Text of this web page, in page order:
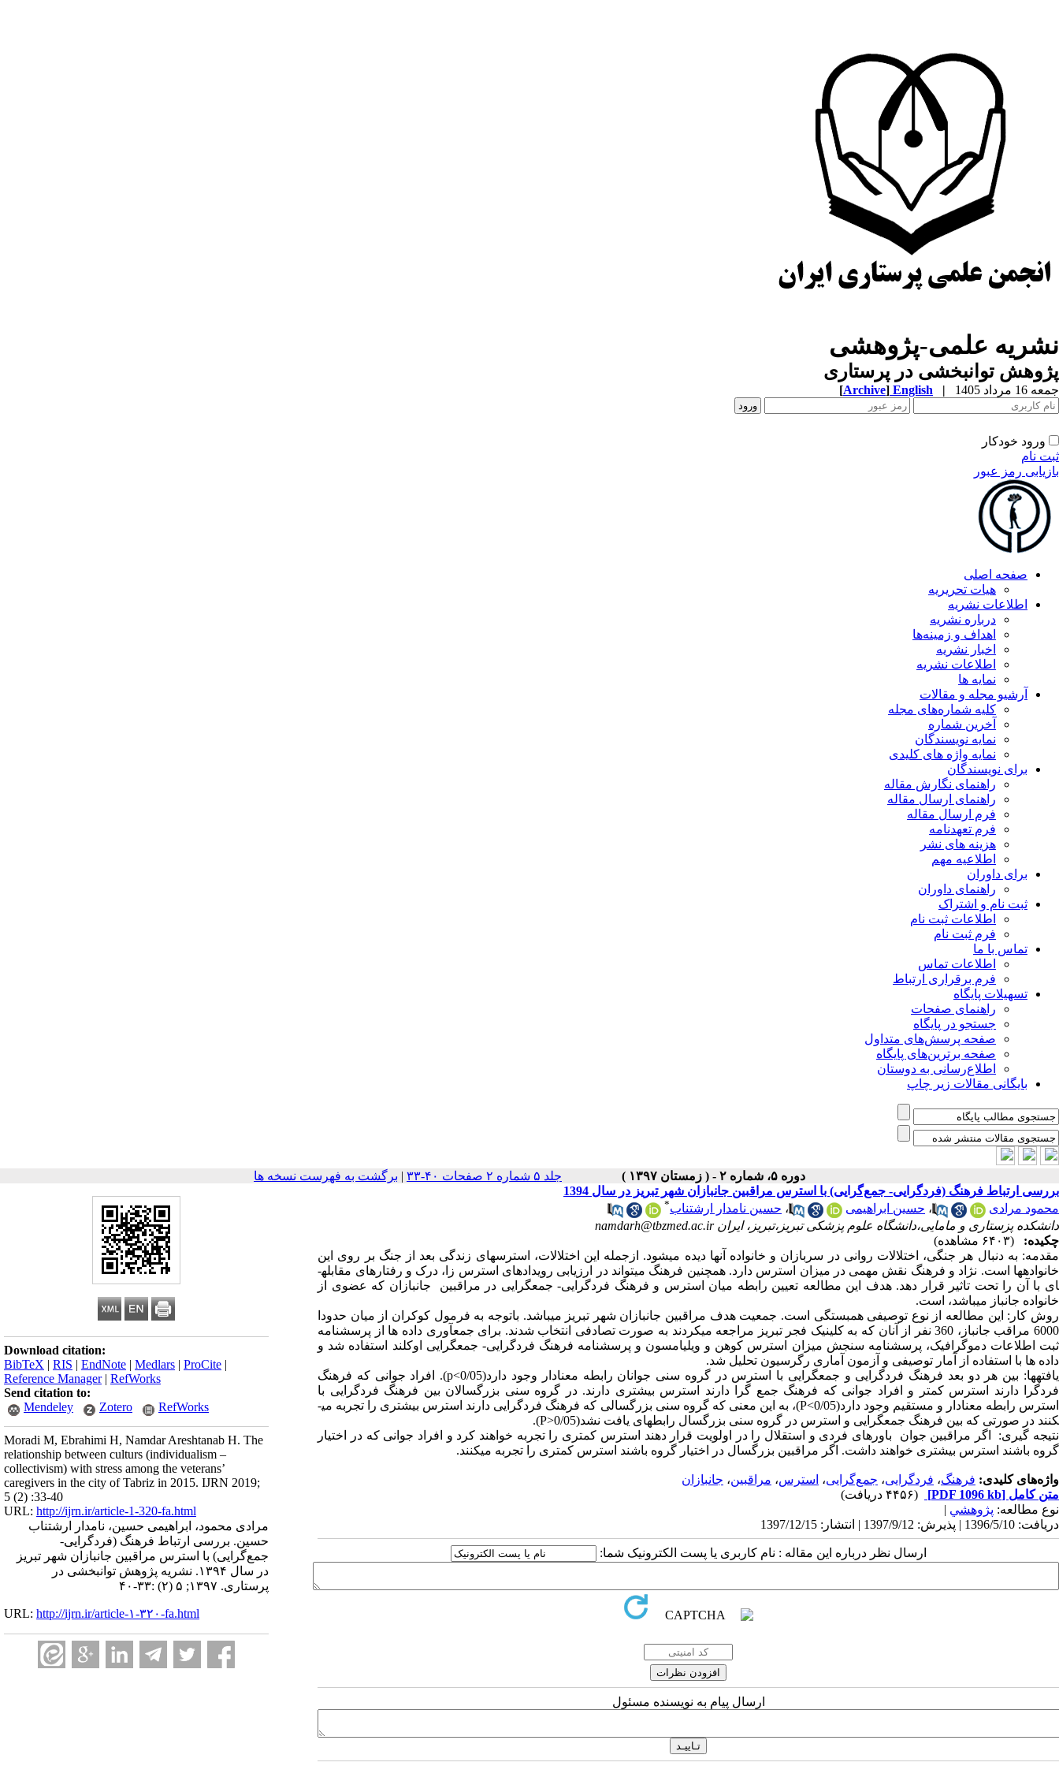
نشریه علمی-پژوهشی
پژوهش توانبخشی در پرستاری
جمعه 16 مرداد 1405 |
English
[Archive]
ورود خودکار
ثبت نام
بازیابی رمز عبور
صفحه اصلی
هیات تحریریه
اطلاعات نشریه
درباره نشریه
اهداف و زمینه‌ها
اخبار نشریه
اطلاعات نشریه
نمایه ها
آرشیو مجله و مقالات
کلیه شماره‌های مجله
آخرین شماره
نمایه نویسندگان
نمایه واژه های کلیدی
برای نویسندگان
راهنمای نگارش مقاله
راهنمای ارسال مقاله
فرم ارسال مقاله
فرم تعهدنامه
هزینه های نشر
اطلاعیه مهم
برای داوران
راهنمای داوران
ثبت نام و اشتراک
اطلاعات ثبت نام
فرم ثبت نام
تماس با ما
اطلاعات تماس
فرم برقراری ارتباط
تسهیلات پایگاه
راهنمای صفحات
جستجو در پایگاه
صفحه پرسش‌های متداول
صفحه برترین‌های پایگاه
اطلاع‌رسانی به دوستان
بایگانی مقالات زیر چاپ
دوره ۵، شماره ۲ - ( زمستان ۱۳۹۷ ) جلد ۵ شماره ۲ صفحات ۴۰-۳۳ | برگشت به فهرست نسخه ها
Download citation:
BibTeX | RIS | EndNote | Medlars | ProCite |
Reference Manager| RefWorks
Send citation to:
Mendeley
Zotero RefWorks
Moradi M, Ebrahimi H, Namdar Areshtanab H. The
relationship between culturs (individualism –
collectivism) with stress among the veterans’
caregivers in the city of Tabriz in 2015. IJRN 2019;
5 (2) :33-40
URL: http://ijrn.ir/article-1-320-fa.html
مرادی محمود، ابراهیمی حسین، نامدار ارشتناب
حسین. بررسی ارتباط فرهنگ (فردگرایی-
جمع‌گرایی) با استرس مراقبین جانبازان شهر تبریز
در سال ۱۳۹۴. نشریه پژوهش توانبخشی در
پرستاری. ۱۳۹۷; ۵ (۲) :۳۳-۴۰
URL: http://ijrn.ir/article-۱-۳۲۰-fa.html
بررسی ارتباط فرهنگ (فردگرایی- جمع‌گرایی) با استرس مراقبین جانبازان شهر تبریز در سال 1394
محمود مرادی
، حسین ابراهیمی ، حسین نامدار ارشتناب*
دانشکده پزستاری و مامایی،دانشگاه علوم پزشکی تبریز،تبریز، ایران namdarh@tbzmed.ac.ir
چکیده:
(۶۴۰۳ مشاهده)
مقدمه: به دنبال هر جنگی، اختلالات روانی در سربازان و خانواده آنها دیده می­شود. ازجمله این اختلالات، استرس­های زندگی بعد از جنگ بر روی این
خانواده­ها است. نژاد و فرهنگ نقش مهمی در میزان استرس دارد. همچنین فرهنگ می­تواند در ارزیابی رویدادهای استرس زا، درک و رفتار­های مقابله­
ای با آن را تحت تاثیر قرار دهد. هدف این مطالعه تعیین رابطه میان استرس و فرهنگ فردگرایی- جمع­گرایی در مراقبین جانبازان که عضوی از
خانواده جانباز می­باشد، است.
روش­ کار: این مطالعه از نوع توصیفی همبستگی است. جمعیت هدف مراقبین جانبازان شهر تبریز می­باشد. باتوجه به فرمول کوکران از میان حدودا
6000 مراقب جانباز، 360 نفر از آنان که به کلینیک فجر تبریز مراجعه می­کردند به صورت تصادفی انتخاب شدند. برای جمع­آوری داده ها از پرسشنامه
ثبت اطلاعات دموگرافیک، پرسشنامه سنجش میزان استرس کوهن و ویلیامسون و پرسشنامه فرهنگ فردگرایی- جمع­گرایی اوکلند استفاده شد و
داده ها با استفاده از آمار توصیفی و آزمون آماری رگرسیون تحلیل شد.
یافته­ها: بین هر دو بعد فرهنگ فردگرایی و جمع­گرایی با استرس در گروه سنی جوانان رابطه معنادار وجود دارد(p<0/05). افراد جوانی که فرهنگ
فردگرا دارند استرس کمتر و افراد جوانی که فرهنگ جمع گرا دارند استرس بیشتری دارند. در گروه سنی بزرگسالان بین فرهنگ فردگرایی با
استرس رابطه معنادار و مستقیم وجود دارد(P<0/05)، به این معنی که گروه سنی بزرگسالی که فرهنگ فردگرایی دارند استرس بیشتری را تجربه می­
کنند در صورتی که بین فرهنگ جمع­گرایی و استرس در گروه سنی بزرگسال رابطه­ای یافت نشد(P>0/05).
نتیجه ­گیری: اگر مراقبین جوان باورهای فردی و استقلال را در اولویت قرار دهند استرس کمتری را تجربه خواهند کرد و افراد جوانی که در اختیار
گروه باشند استرس بیشتری خواهند داشت. اگر مراقبین بزرگسال در اختیار گروه باشند استرس کمتری را تجربه می­کنند.
واژه‌های کلیدی: فرهنگ، فردگرایی، جمع‌گرایی، استرس، مراقبین، جانبازان
متن کامل [PDF 1096 kb]
(۴۴۵۶ دریافت)
نوع مطالعه: پژوهشي |
دریافت: 1396/5/10 | پذیرش: 1397/9/12 | انتشار: 1397/12/15
ارسال نظر درباره این مقاله : نام کاربری یا پست الکترونیک شما:
ارسال پیام به نویسنده مسئول